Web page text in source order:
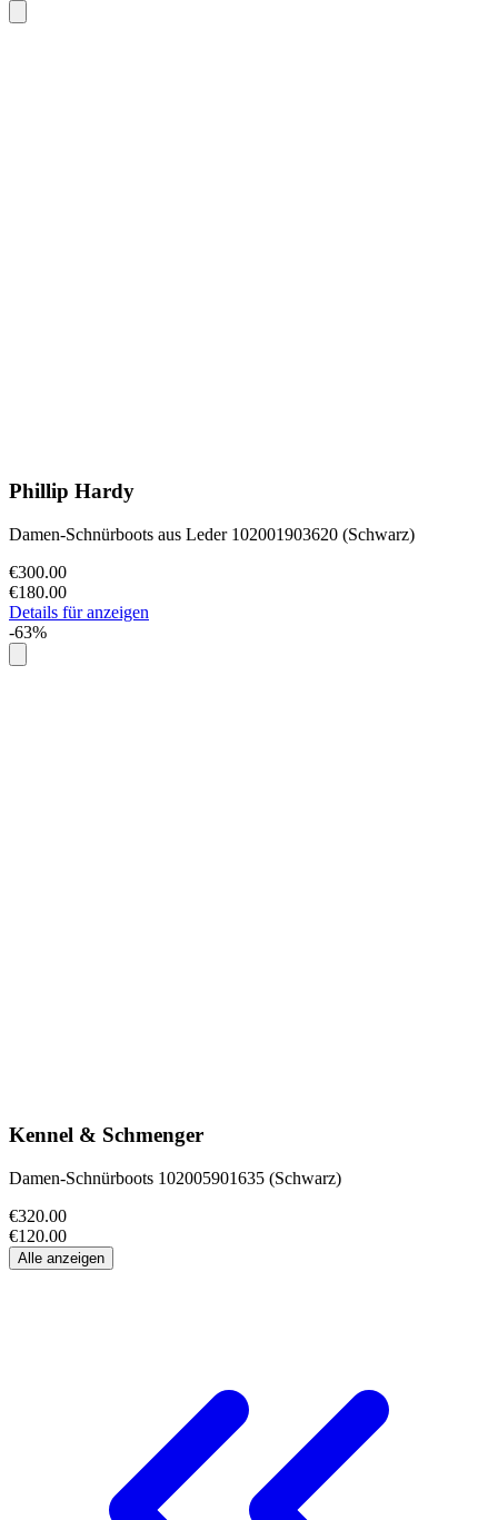
Phillip Hardy
Damen-Schnürboots aus Leder 102001903620 (Schwarz)
€300.00
€180.00
Details für anzeigen
-63%
Kennel & Schmenger
Damen-Schnürboots 102005901635 (Schwarz)
€320.00
€120.00
Alle anzeigen